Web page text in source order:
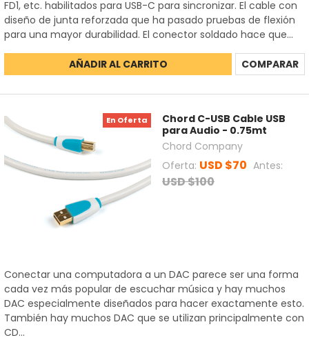
FD1, etc. habilitados para USB-C para sincronizar. El cable con
diseño de junta reforzada que ha pasado pruebas de flexión
para una mayor durabilidad. El conector soldado hace que...
AÑADIR AL CARRITO COMPARAR
En Oferta
Chord C-USB Cable USB
para Audio - 0.75mt
Chord Company
Oferta: USD $70 Antes:
USD $100
Conectar una computadora a un DAC parece ser una forma
cada vez más popular de escuchar música y hay muchos
DAC especialmente diseñados para hacer exactamente esto.
También hay muchos DAC que se utilizan principalmente con
CD...